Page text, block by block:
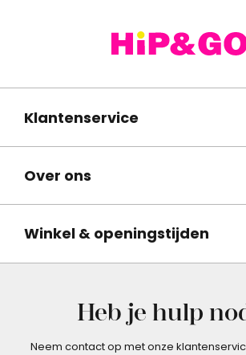
Klantenservice
Over ons
Winkel & openingstijden
Heb je hulp
Neem contact op met onze